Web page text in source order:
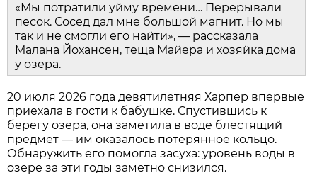
«Мы потратили уйму времени… Перерывали
песок. Сосед дал мне большой магнит. Но мы
так и не смогли его найти», — рассказала
Малана Йохансен, теща Майера и хозяйка дома
у озера.
20 июля 2026 года девятилетняя Харпер впервые
приехала в гости к бабушке. Спустившись к
берегу озера, она заметила в воде блестящий
предмет — им оказалось потерянное кольцо.
Обнаружить его помогла засуха: уровень воды в
озере за эти годы заметно снизился.